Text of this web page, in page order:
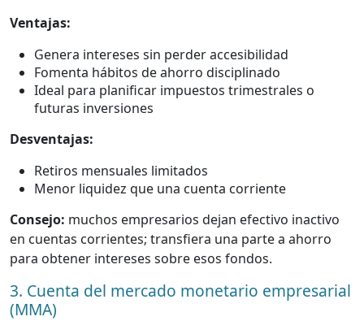
Ventajas:
Genera intereses sin perder accesibilidad
Fomenta hábitos de ahorro disciplinado
Ideal para planificar impuestos trimestrales o
futuras inversiones
Desventajas:
Retiros mensuales limitados
Menor liquidez que una cuenta corriente
Consejo: muchos empresarios dejan efectivo inactivo
en cuentas corrientes; transfiera una parte a ahorro
para obtener intereses sobre esos fondos.
3. Cuenta del mercado monetario empresarial
(MMA)